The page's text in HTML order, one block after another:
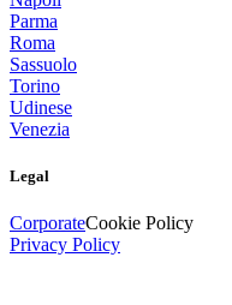
Parma
Roma
Sassuolo
Torino
Udinese
Venezia
Legal
CorporateCookie Policy
Privacy Policy